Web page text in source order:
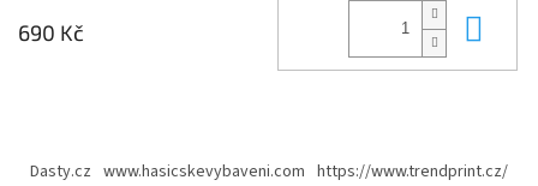
690 Kč
Dasty.cz www.hasicskevybaveni.com https://www.trendprint.cz/